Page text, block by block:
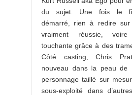
du sujet. Une fois le
démarré, rien à redire sur
vraiment réussie,
touchante grâce à des
Côté casting, Chris
nouveau dans la peau de
personnage taillé sur
sous-exploité dans